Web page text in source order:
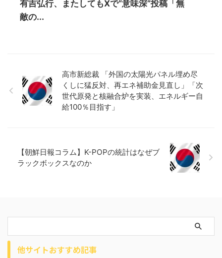
有吉弘行、またしてもXで“意味深”投稿「無
敵の...
高市新総裁 「外国の太陽光パネル埋め尽
くしに猛反対、再エネ補助金見直し」「次
世代原発と核融合炉を実装、エネルギー自
給100％目指す」
【朝鮮日報コラム】K-POPの統計はなぜブ
ラックボックスなのか
他サイトおすすめ記事